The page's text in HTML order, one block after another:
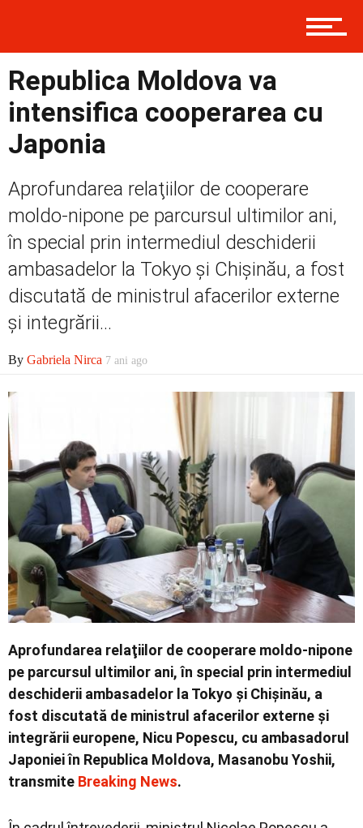
Prima
Externe
Social
Economic
Contact
Republica Moldova va
intensifica cooperarea cu
Japonia
Aprofundarea relaţiilor de cooperare
moldo-nipone pe parcursul ultimilor ani,
în special prin intermediul deschiderii
ambasadelor la Tokyo şi Chişinău, a fost
discutată de ministrul afacerilor externe
și integrării...
By Gabriela Nirca 7 ani ago
Aprofundarea relaţiilor de cooperare moldo-nipone
pe parcursul ultimilor ani, în special prin intermediul
deschiderii ambasadelor la Tokyo şi Chişinău, a
fost discutată de ministrul afacerilor externe și
integrării europene, Nicu Popescu, cu ambasadorul
Japoniei în Republica Moldova, Masanobu Yoshii,
transmite Breaking News.